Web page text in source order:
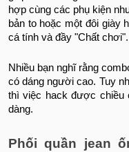
hợp cùng các phụ kiện
bản to hoặc một đôi giày
cá tính và đầy "Chất chơi".
Nhiều bạn nghĩ rằng
có dáng người cao. Tuy
thì việc hack được chiều
dàng.
Phốiquần jean